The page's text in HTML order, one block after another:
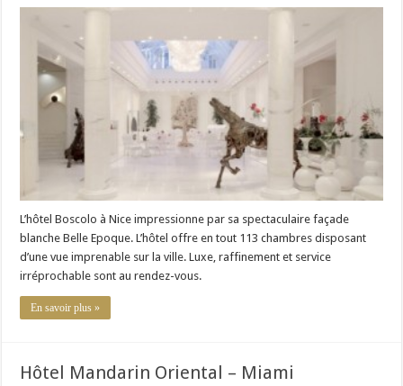
L’hôtel Boscolo à Nice impressionne par sa spectaculaire façade
blanche Belle Epoque. L’hôtel offre en tout 113 chambres disposant
d’une vue imprenable sur la ville. Luxe, raffinement et service
irréprochable sont au rendez-vous.
En savoir plus »
Hôtel Mandarin Oriental – Miami